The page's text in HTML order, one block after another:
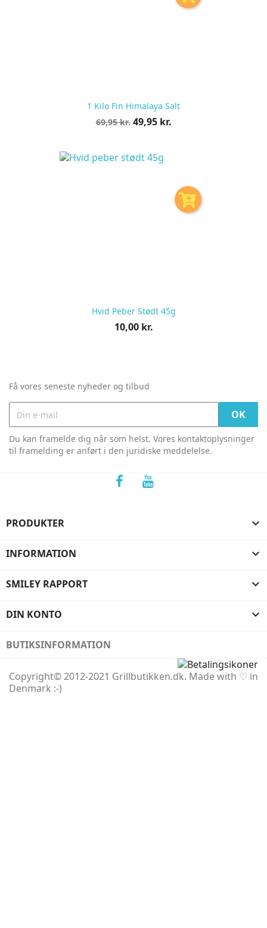
1 Kilo Fin Himalaya Salt
Normalpris
69,95 kr. Pris
49,95 kr.
Hvid Peber Stødt 45g
Pris
10,00 kr.
Få vores seneste nyheder og tilbud
Du kan framelde dig når som helst. Vores kontaktoplysninger
til framelding er anført i den juridiske meddelelse.
PRODUKTER 
INFORMATION 
SMILEY RAPPORT 
DIN KONTO 
BUTIKSINFORMATION
Copyright© 2012-2021 Grillbutikken.dk. Made with ♡ in
Denmark :-)